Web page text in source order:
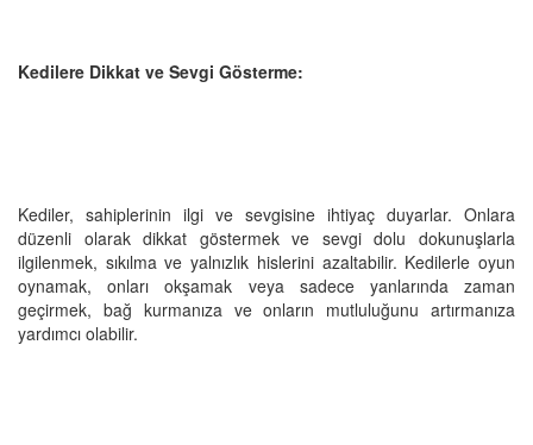
Kedilere Dikkat ve Sevgi Gösterme:
Kediler, sahiplerinin ilgi ve sevgisine ihtiyaç duyarlar. Onlara
düzenli olarak dikkat göstermek ve sevgi dolu dokunuşlarla
ilgilenmek, sıkılma ve yalnızlık hislerini azaltabilir. Kedilerle oyun
oynamak, onları okşamak veya sadece yanlarında zaman
geçirmek, bağ kurmanıza ve onların mutluluğunu artırmanıza
yardımcı olabilir.